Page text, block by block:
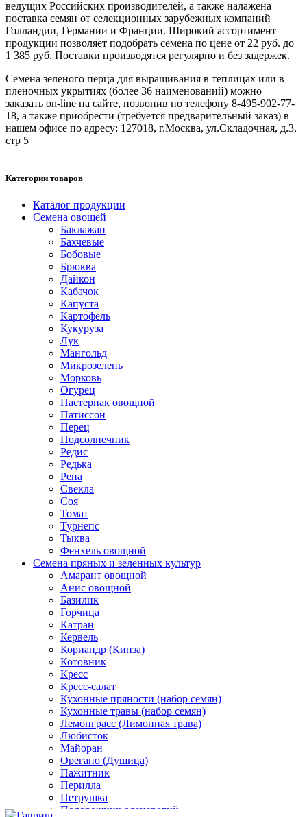
ведущих Российских производителей, а также налажена
поставка семян от селекционных зарубежных компаний
Голландии, Германии и Франции. Широкий ассортимент
продукции позволяет подобрать семена по цене от 22 руб. до
1 385 руб. Поставки производятся регулярно и без задержек.
Семена зеленого перца для выращивания в теплицах или в
пленочных укрытиях (более 36 наименований) можно
заказать on-line на сайте, позвонив по телефону 8-495-902-77-
18, а также приобрести (требуется предварительный заказ) в
нашем офисе по адресу: 127018, г.Москва, ул.Складочная, д.3,
стр 5
Категории товаров
Каталог продукции
Семена овощей
Баклажан
Бахчевые
Бобовые
Брюква
Дайкон
Кабачок
Капуста
Картофель
Кукуруза
Лук
Мангольд
Микрозелень
Морковь
Огурец
Пастернак овощной
Патиссон
Перец
Подсолнечник
Редис
Редька
Репа
Свекла
Соя
Томат
Турнепс
Тыква
Фенхель овощной
Семена пряных и зеленных культур
Амарант овощной
Анис овощной
Базилик
Горчица
Катран
Кервель
Кориандр (Кинза)
Котовник
Кресс
Кресс-салат
Кухонные пряности (набор семян)
Кухонные травы (набор семян)
Лемонграсс (Лимонная трава)
Любисток
Майоран
Орегано (Душица)
Пажитник
Перилла
Петрушка
Подорожник оленерогий